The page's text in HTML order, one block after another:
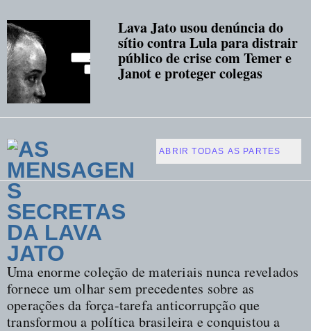
Lava Jato usou denúncia do
sítio contra Lula para distrair
público de crise com Temer e
Janot e proteger colegas
S
A
G
E
Uma enorme coleção de materiais nunca revelados
fornece um olhar sem precedentes sobre as
operações da força-tarefa anticorrupção que
transformou a política brasileira e conquistou a
ABRIR TODAS AS PARTES